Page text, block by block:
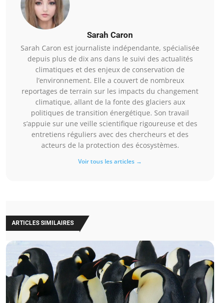
Sarah Caron
Sarah Caron est journaliste indépendante, spécialisée
depuis plus de dix ans dans le suivi des actualités
climatiques et des enjeux de conservation de
l’environnement. Elle a couvert de nombreux
reportages de terrain sur les impacts du changement
climatique, allant de la fonte des glaciers aux
politiques de transition énergétique. Son travail
s’appuie sur une veille scientifique rigoureuse et des
entretiens réguliers avec des chercheurs et des
acteurs de la protection des écosystèmes.
Voir tous les articles →
ARTICLES SIMILAIRES